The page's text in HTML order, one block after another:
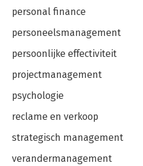
personal finance
personeelsmanagement
persoonlijke effectiviteit
projectmanagement
psychologie
reclame en verkoop
strategisch management
verandermanagement